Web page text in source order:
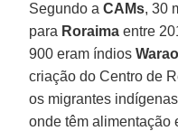
Segundo aCAMs, 30
para Roraima entre
900 eram índiosWarao
criação do Centro de
os migrantes
onde têm alimentação